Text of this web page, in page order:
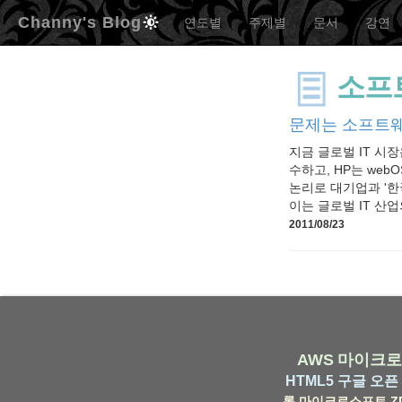
Channy's Blog 연도별 주제별 문서 강연
소프
문제는 소프트
지금 글로벌 IT 시
수하고, HP는
논리로 대기업과 '
이는 글로벌 IT 산
2011/08/23
AWS 마이크
HTML5 구글 오픈